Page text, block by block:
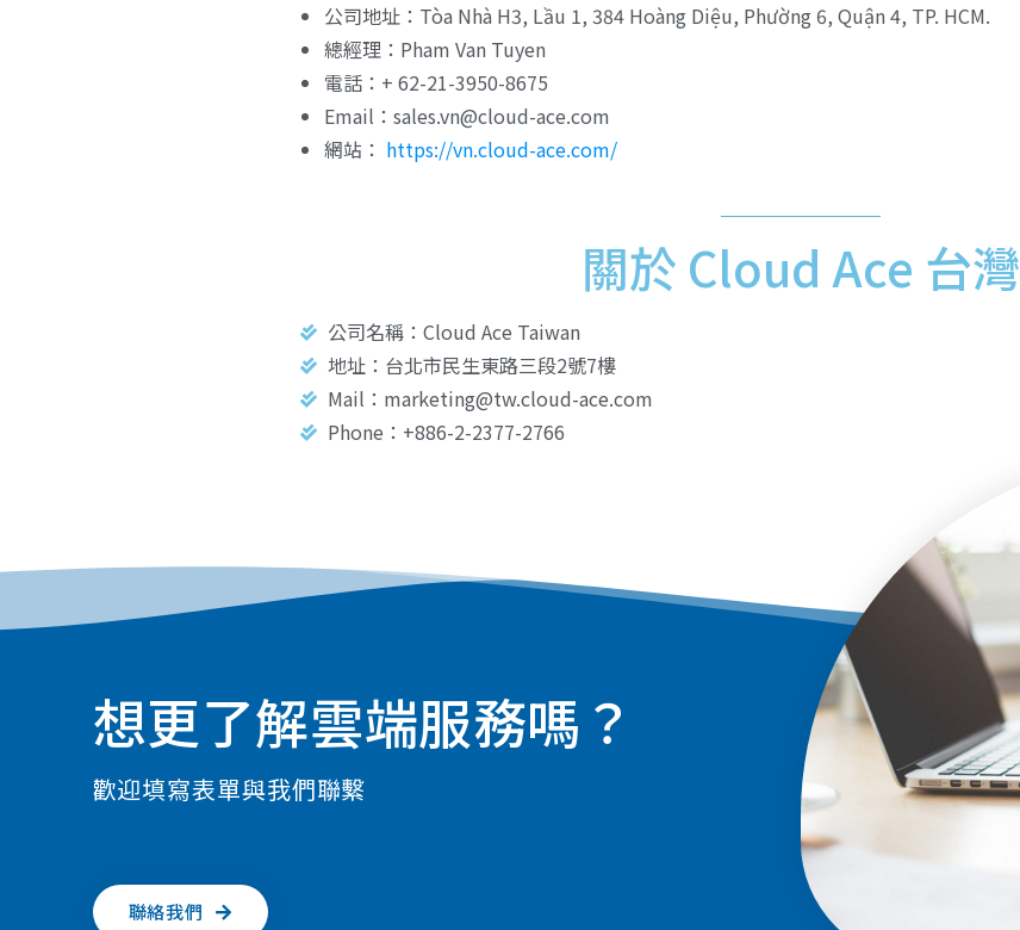
公司地址：Tòa Nhà H3, Lầu 1, 384 Hoàng Diệu, Phường 6, Quận 4, TP. HCM.
總經理：Pham Van Tuyen
電話：+ 62-21-3950-8675
Email：sales.vn@cloud-ace.com
網站： https://vn.cloud-ace.com/
關於 Cloud Ace 台灣
公司名稱：Cloud Ace Taiwan
地址：台北市民生東路三段2號7樓
Mail：marketing@tw.cloud-ace.com
Phone：+886-2-2377-2766
想更了解雲端服務嗎？
歡迎填寫表單與我們聯繫
聯絡我們